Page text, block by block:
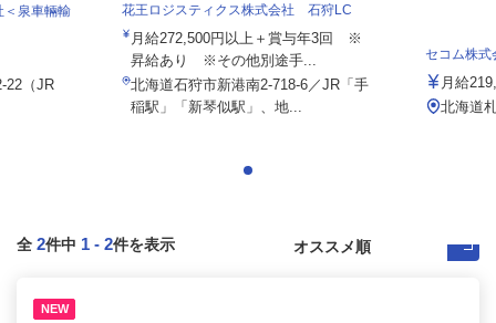
泉車輛輸
22（JR
花王ロジスティクス株式会社 石狩LC
月給272,500円以上＋賞与年3回 ※
昇給あり ※その他別途手...
北海道石狩市新港南2-718-6／JR「手
稲駅」「新琴似駅」、地...
セコム株式
月給
北海道
全 2件中 1 - 2件を表示
NEW